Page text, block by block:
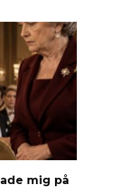
mig på